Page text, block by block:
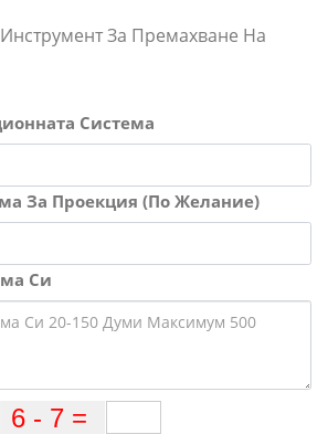
За Премахване На
Система
За Проекция (По Желание)
Си